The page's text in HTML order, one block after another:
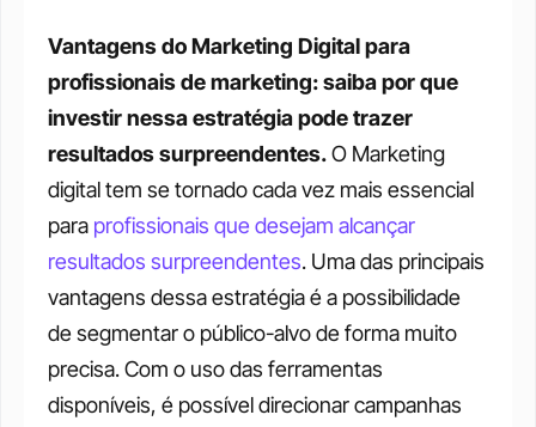
Vantagens do Marketing Digital para
profissionais de marketing: saiba por que
investir nessa estratégia pode trazer
resultados surpreendentes. O Marketing
digital tem se tornado cada vez mais essencial
para profissionais que desejam alcançar
resultados surpreendentes. Uma das principais
vantagens dessa estratégia é a possibilidade
de segmentar o público-alvo de forma muito
precisa. Com o uso das ferramentas
disponíveis, é possível direcionar campanhas